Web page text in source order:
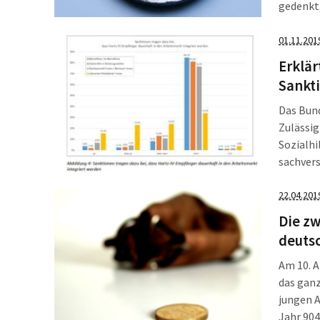
zitierte
aus,
Das
Die
Am 10.
das
jungen
Jahr